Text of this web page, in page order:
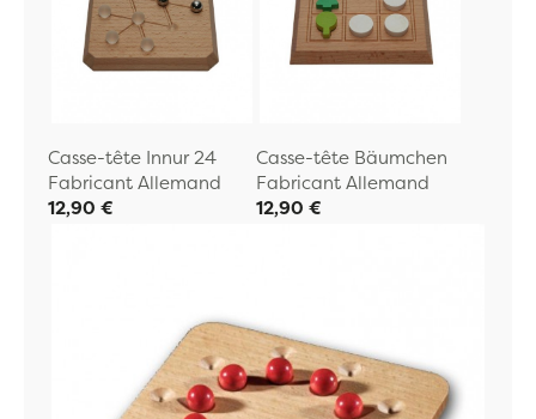
Casse-tête Innur 24
Fabricant Allemand
12,90 €
Casse-tête Bäumchen
Fabricant Allemand
12,90 €